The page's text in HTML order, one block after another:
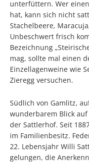
unterfüttern. Wer
hat, kann sich nicht
Stachelbeere,
Unbeschwert frisch
Bezeichnung
mag, sollte mal einen
Einzellagenweine wie
Zieregg versuchen.
Südlich von Gamlitz,
wunderbarem Blick
der Sattlerhof. Seit
im Familienbesitz.
22. Lebensjahr Willi
gelungen, die